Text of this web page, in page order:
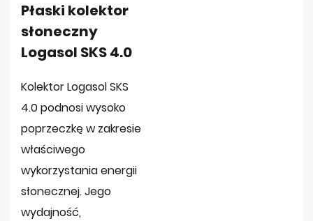
Płaski kolektor
słoneczny
Logasol SKS 4.0
Kolektor Logasol SKS
4.0 podnosi wysoko
poprzeczkę w zakresie
właściwego
wykorzystania energii
słonecznej. Jego
wydajność,